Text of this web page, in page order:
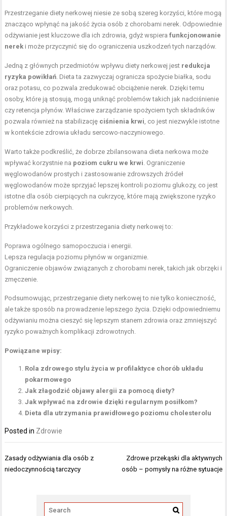
Przestrzeganie diety nerkowej niesie ze sobą szereg korzyści, które mogą
znacząco wpłynąć na jakość życia osób z chorobami nerek. Odpowiednie
odżywianie jest kluczowe dla ich zdrowia, gdyż wspierafunkcjonowanie
nerek i może przyczynić się do ograniczenia uszkodzeń tych narządów.
Jedną z głównych przedmiotów wpływu diety nerkowej jest redukcja
ryzyka powikłań. Dieta ta zazwyczaj ogranicza spożycie białka, sodu
oraz potasu, co pozwala zredukować obciążenie nerek. Dzięki temu
osoby, które ją stosują, mogą uniknąć problemów takich jak nadciśnienie
czy retencja płynów. Właściwe zarządzanie spożyciem tych składników
pozwala również na stabilizację ciśnienia krwi, co jest niezwykle istotne
w kontekście zdrowia układu sercowo-naczyniowego.
Warto także podkreślić, że dobrze zbilansowana dieta nerkowa może
wpływać korzystnie na poziom cukru we krwi. Ograniczenie
węglowodanów prostych i zastosowanie zdrowszych źródeł
węglowodanów może sprzyjać lepszej kontroli poziomu glukozy, co jest
istotne dla osób cierpiących na cukrzycę, które mają zwiększone ryzyko
problemów nerkowych.
Przykładowe korzyści z przestrzegania diety nerkowej to:
Poprawa ogólnego samopoczucia i energii.
Lepsza regulacja poziomu płynów w organizmie.
Ograniczenie objawów związanych z chorobami nerek, takich jak obrzęki i
zmęczenie.
Podsumowując, przestrzeganie diety nerkowej to nie tylko konieczność,
ale także sposób na prowadzenie lepszego życia. Dzięki odpowiedniemu
odżywianiu można cieszyć się lepszym stanem zdrowia oraz zmniejszyć
ryzyko poważnych komplikacji zdrowotnych.
Powiązane wpisy:
Rola zdrowego stylu życia w profilaktyce chorób układu
pokarmowego
Jak złagodzić objawy alergii za pomocą diety?
Jak wpływać na zdrowie dzięki regularnym posiłkom?
Dieta dla utrzymania prawidłowego poziomu cholesterolu
Posted in Zdrowie
Nawigacja
wpisu
Zasady odżywiania dla osób z
niedoczynnością tarczycy
Zdrowe przekąski dla aktywnych
osób – pomysły na różne sytuacje